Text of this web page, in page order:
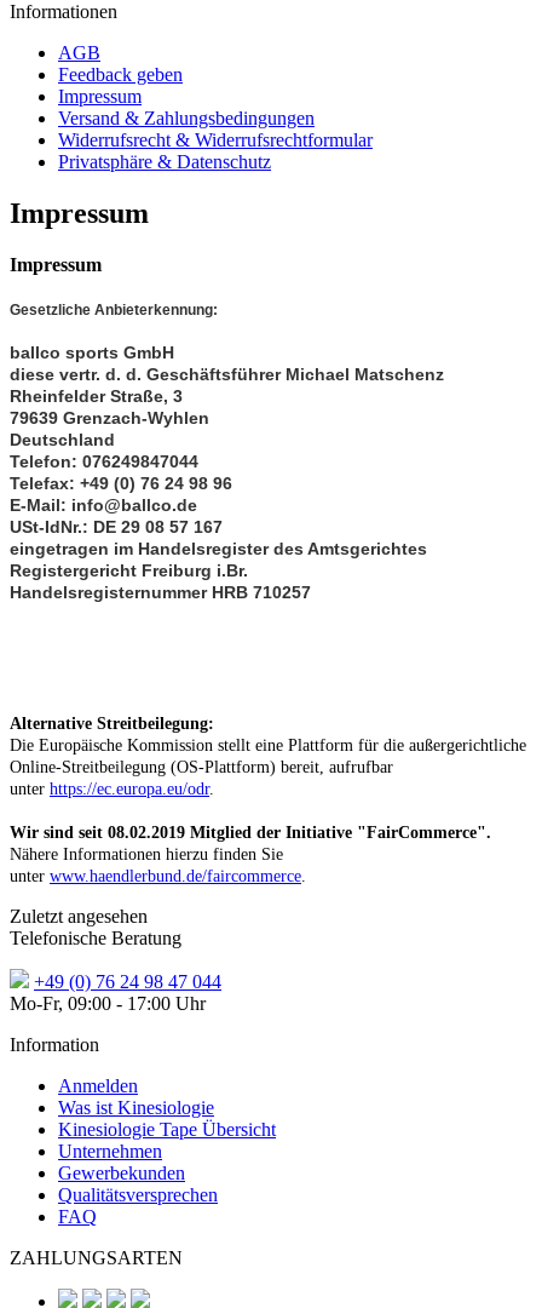
Informationen
AGB
Feedback geben
Impressum
Versand & Zahlungsbedingungen
Widerrufsrecht & Widerrufsrechtformular
Privatsphäre & Datenschutz
Impressum
Impressum
Gesetzliche Anbieterkennung:
ballco sports GmbH
diese vertr. d. d. Geschäftsführer Michael Matschenz
Rheinfelder Straße, 3
79639 Grenzach-Wyhlen
Deutschland
Telefon: 076249847044
Telefax: +49 (0) 76 24 98 96
E-Mail: info@ballco.de
USt-IdNr.: DE 29 08 57 167
eingetragen im Handelsregister des Amtsgerichtes
Registergericht Freiburg i.Br.
Handelsregisternummer HRB 710257
Alternative Streitbeilegung:
Die Europäische Kommission stellt eine Plattform für die außergerichtliche
Online-Streitbeilegung (OS-Plattform) bereit, aufrufbar
unter https://ec.europa.eu/odr.
Wir sind seit 08.02.2019 Mitglied der Initiative "FairCommerce".
Nähere Informationen hierzu finden Sie
unter www.haendlerbund.de/faircommerce
Zuletzt angesehen
Telefonische Beratung
+49 (0) 76 24 98 47 044
Mo-Fr, 09:00 - 17:00 Uhr
Information
Anmelden
Was ist Kinesiologie
Kinesiologie Tape Übersicht
Unternehmen
Gewerbekunden
Qualitätsversprechen
FAQ
ZAHLUNGSARTEN